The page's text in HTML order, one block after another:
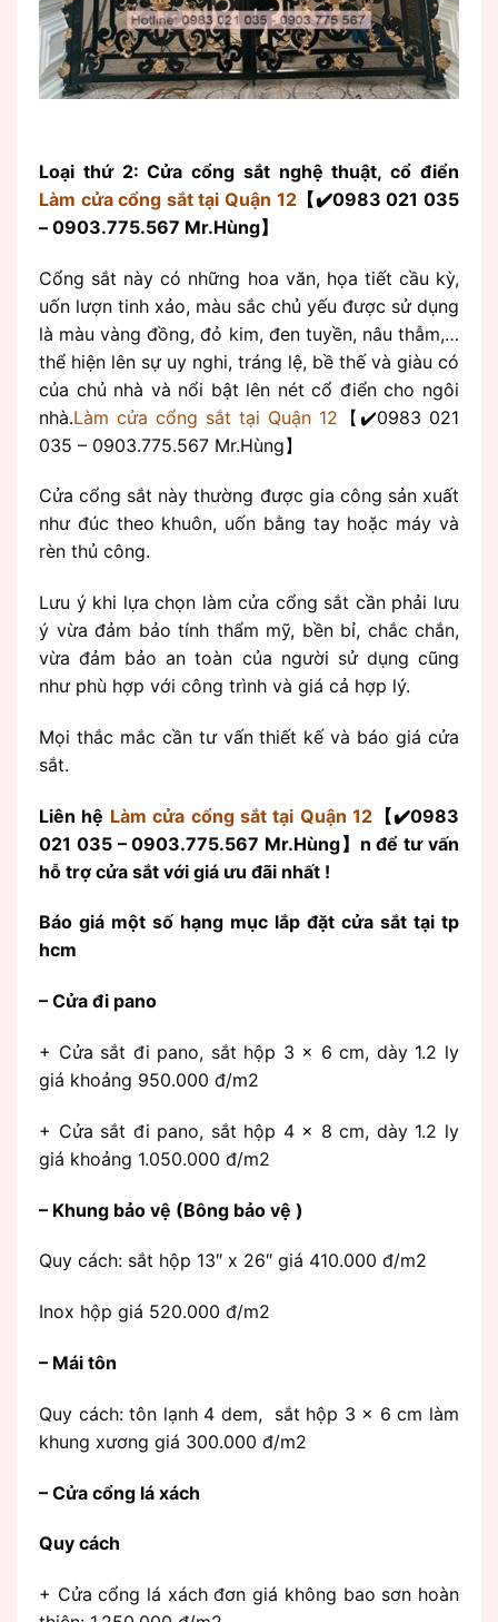
Loại thứ 2: Cửa cổng sắt nghệ thuật, cổ điển
Làm cửa cổng sắt tại Quận 12【✔️0983 021 035
– 0903.775.567 Mr.Hùng】
Cổng sắt này có những hoa văn, họa tiết cầu kỳ,
uốn lượn tinh xảo, màu sắc chủ yếu được sử dụng
là màu vàng đồng, đỏ kim, đen tuyền, nâu thẫm,…
thể hiện lên sự uy nghi, tráng lệ, bề thế và giàu có
của chủ nhà và nổi bật lên nét cổ điển cho ngôi
nhà.Làm cửa cổng sắt tại Quận 12 【✔️0983 021
035 – 0903.775.567 Mr.Hùng】
Cửa cổng sắt này thường được gia công sản xuất
như đúc theo khuôn, uốn bằng tay hoặc máy và
rèn thủ công.
Lưu ý khi lựa chọn làm cửa cổng sắt cần phải lưu
ý vừa đảm bảo tính thẩm mỹ, bền bỉ, chắc chắn,
vừa đảm bảo an toàn của người sử dụng cũng
như phù hợp với công trình và giá cả hợp lý.
Mọi thắc mắc cần tư vấn thiết kế và báo giá cửa
sắt.
Liên hệ Làm cửa cổng sắt tại Quận 12 【✔️0983
021 035 – 0903.775.567 Mr.Hùng】n để tư vấn
hỗ trợ cửa sắt với giá ưu đãi nhất !
Báo giá một số hạng mục lắp đặt cửa sắt tại tp
hcm
– Cửa đi pano
+ Cửa sắt đi pano, sắt hộp 3 x 6 cm, dày 1.2 ly
giá khoảng 950.000 đ/m2
+ Cửa sắt đi pano, sắt hộp 4 x 8 cm, dày 1.2 ly
giá khoảng 1.050.000 đ/m2
– Khung bảo vệ (Bông bảo vệ )
Quy cách: sắt hộp 13″ x 26″ giá 410.000 đ/m2
Inox hộp giá 520.000 đ/m2
– Mái tôn
Quy cách: tôn lạnh 4 dem, sắt hộp 3 x 6 cm làm
khung xương giá 300.000 đ/m2
– Cửa cổng lá xách
Quy cách
+ Cửa cổng lá xách đơn giá không bao sơn hoàn